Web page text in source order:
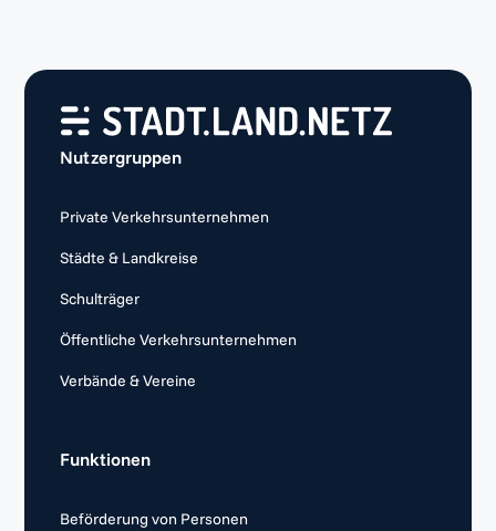
Nutzergruppen
Private Verkehrsunternehmen
Städte & Landkreise
Schulträger
Öffentliche Verkehrsunternehmen
Verbände & Vereine
Funktionen
Beförderung von Personen